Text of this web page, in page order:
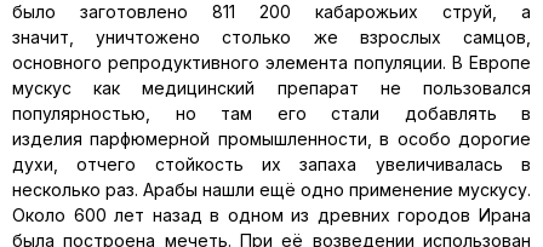
было заготовлено 811 200 кабарожьих струй, а
значит, уничтожено столько же взрослых самцов,
основного репродуктивного элемента популяции. В Европе
мускус как медицинский препарат не пользовался
популярностью, но там его стали добавлять в
изделия парфюмерной промышленности, в особо дорогие
духи, отчего стойкость их запаха увеличивалась в
несколько раз. Арабы нашли ещё одно применение мускусу.
Около 600 лет назад в одном из древних городов Ирана
была построена мечеть. При её возведении использован